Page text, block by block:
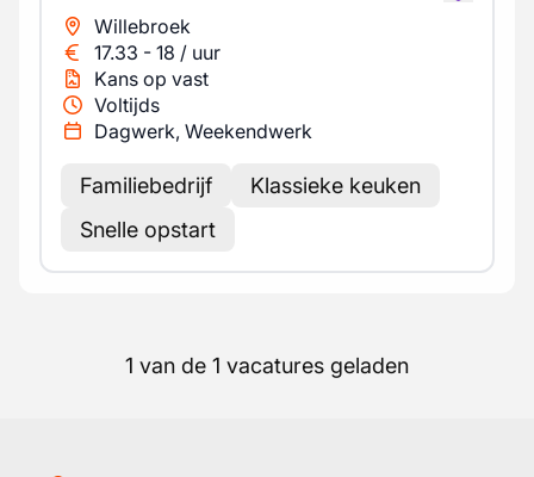
Willebroek
17.33 - 18 / uur
Kans op vast
Voltijds
Dagwerk, Weekendwerk
Familiebedrijf
Klassieke keuken
Snelle opstart
1 van de 1 vacatures geladen